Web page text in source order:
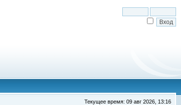
Текущее время: 09 авг 2026, 13:16